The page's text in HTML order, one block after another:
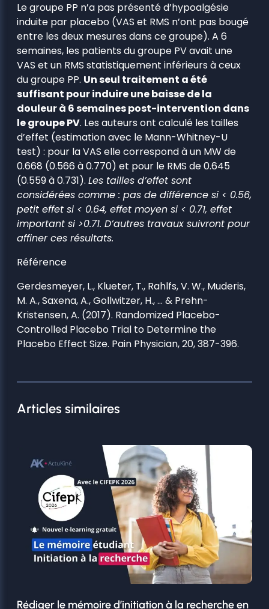
Le groupe PP n’a pas présenté d’hypoalgésie
induite par placebo (VAS et RMS n’ont pas bougé
entre les deux mesures dans ce groupe). A 6
semaines, les patients du groupe PV avait une
VAS et un RMS statistiquement inférieurs à ceux
du groupe PP. Un seul traitement a été
suffisant pour induire une baisse de la
douleur à 6 semaines post-intervention dans
le groupe PV. Les auteurs ont calculé les tailles
d’effet (estimation avec le Mann-Whitney-U
test) : pour la VAS elle correspond à un MW de
0.668 (0.566 à 0.770) et pour le RMS de 0.645
(0.559 à 0.731). Les tailles d’effet sont
considérées comme : pas de différence si < 0.56,
petit effet si < 0.64, effet moyen si < 0.71, effet
important si >0.71. D’autres travaux suivront pour
affiner ces résultats.
Référence
Gerdesmeyer, L., Klueter, T., Rahlfs, V. W., Muderis,
M. A., Saxena, A., Gollwitzer, H., … & Prehn-
Kristensen, A. (2017). Randomized Placebo-
Controlled Placebo Trial to Determine the
Placebo Effect Size. Pain Physician, 20, 387-396.
Articles similaires
Rédiger le mémoire d’initiation à la recherche en